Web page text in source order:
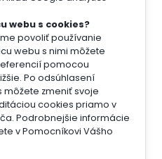
webu s cookies?
povoliť používanie
webu s nimi môžete
pomocou
Po odsúhlasení
zmeniť svoje
cookies priamo v
Podrobnejšie informácie
v Pomocníkovi Vášho